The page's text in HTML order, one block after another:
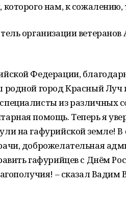
нам, к сожалению,
организации ветеранов
Федерации,
родной город Красный Луч
из различных
помощь. Теперь я
на гафурийской земле! В
доброжелательная
гафурийцев с Днём
– сказал